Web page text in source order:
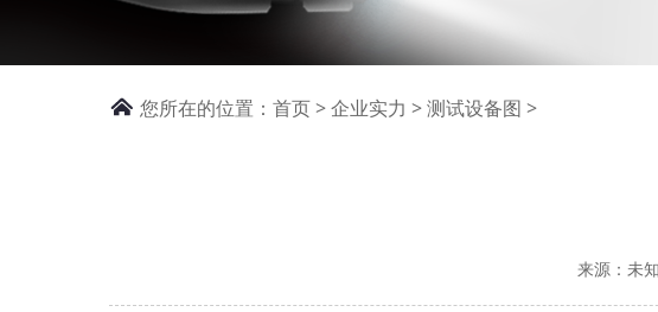
您所在的位置： 首页>企业实力 >测试设备图 >
来源：未知